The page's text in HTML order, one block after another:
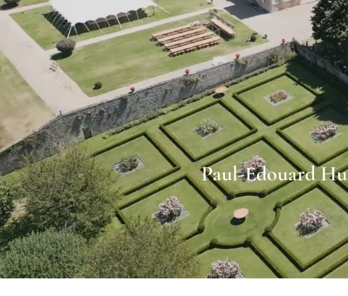
Paul-Edouard